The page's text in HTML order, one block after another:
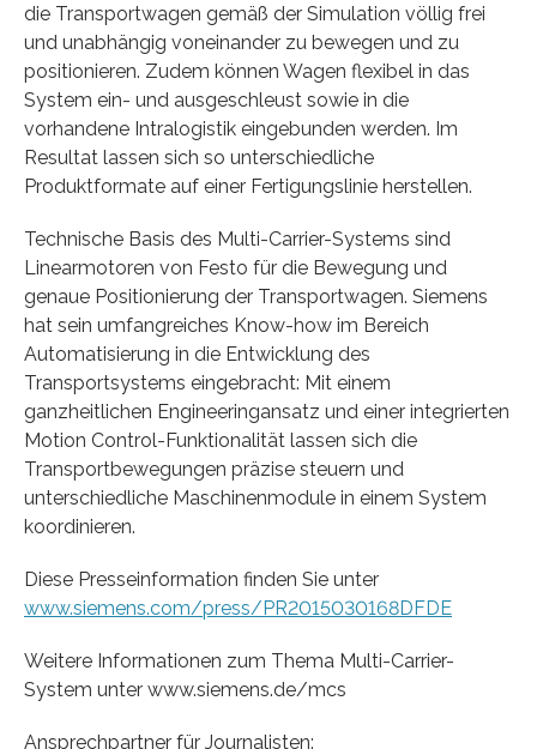
die Transportwagen gemäß der Simulation völlig frei
und unabhängig voneinander zu bewegen und zu
positionieren. Zudem können Wagen flexibel in das
System ein- und ausgeschleust sowie in die
vorhandene Intralogistik eingebunden werden. Im
Resultat lassen sich so unterschiedliche
Produktformate auf einer Fertigungslinie herstellen.
Technische Basis des Multi-Carrier-Systems sind
Linearmotoren von Festo für die Bewegung und
genaue Positionierung der Transportwagen. Siemens
hat sein umfangreiches Know-how im Bereich
Automatisierung in die Entwicklung des
Transportsystems eingebracht: Mit einem
ganzheitlichen Engineeringansatz und einer integrierten
Motion Control-Funktionalität lassen sich die
Transportbewegungen präzise steuern und
unterschiedliche Maschinenmodule in einem System
koordinieren.
Diese Presseinformation finden Sie unter
www.siemens.com/press/PR2015030168DFDE
Weitere Informationen zum Thema Multi-Carrier-
System unter www.siemens.de/mcs
Ansprechpartner für Journalisten: